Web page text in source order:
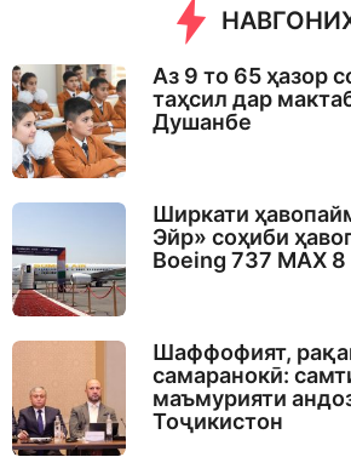
Аз 9 то 65 ҳазор
таҳсил дар
Душанбе
Ширкати
Эйр» соҳиби
Boeing 737 MAX 8
Шаффофият,
самаранокӣ:
маъмурияти
Тоҷикистон